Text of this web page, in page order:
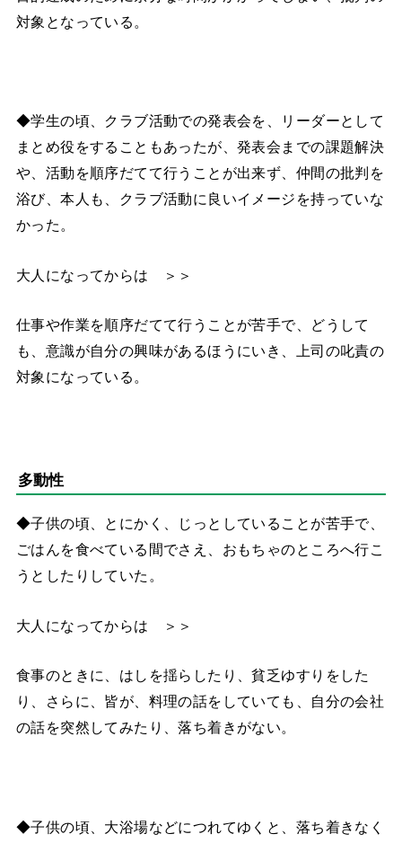
対象となっている。
◆学生の頃、クラブ活動での発表会を、リーダーとして
まとめ役をすることもあったが、発表会までの課題解決
や、活動を順序だてて行うことが出来ず、仲間の批判を
浴び、本人も、クラブ活動に良いイメージを持っていな
かった。
大人になってからは ＞＞
仕事や作業を順序だてて行うことが苦手で、どうして
も、意識が自分の興味があるほうにいき、上司の叱責の
対象になっている。
多動性
◆子供の頃、とにかく、じっとしていることが苦手で、
ごはんを食べている間でさえ、おもちゃのところへ行こ
うとしたりしていた。
大人になってからは ＞＞
食事のときに、はしを揺らしたり、貧乏ゆすりをした
り、さらに、皆が、料理の話をしていても、自分の会社
の話を突然してみたり、落ち着きがない。
◆子供の頃、大浴場などにつれてゆくと、落ち着きなく